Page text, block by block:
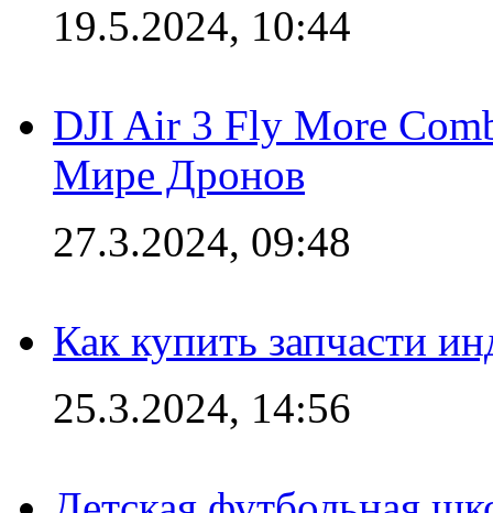
19.5.2024, 10:44
DJI Air 3 Fly More
Мире Дронов
27.3.2024, 09:48
Как купить запчасти
25.3.2024, 14:56